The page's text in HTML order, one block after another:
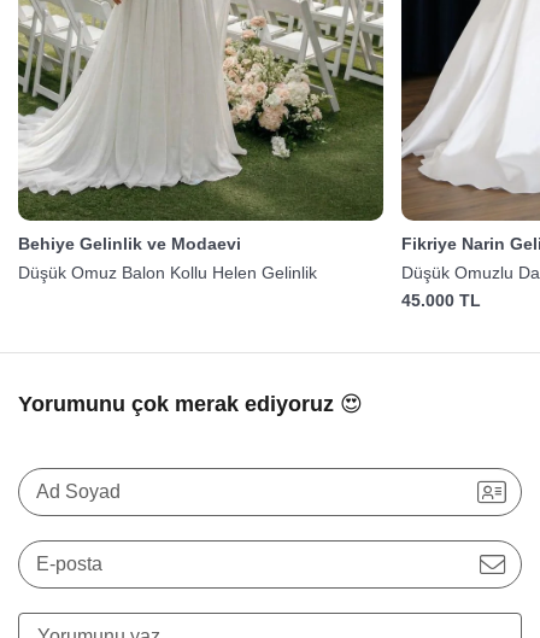
Behiye Gelinlik ve Modaevi
Düşük Omuz Balon Kollu Helen Gelinlik
Fikriye Narin
Düşük Omuzlu
45.000 TL
Yorumunu çok merak ediyoruz 😍
Ad Soyad
E-posta